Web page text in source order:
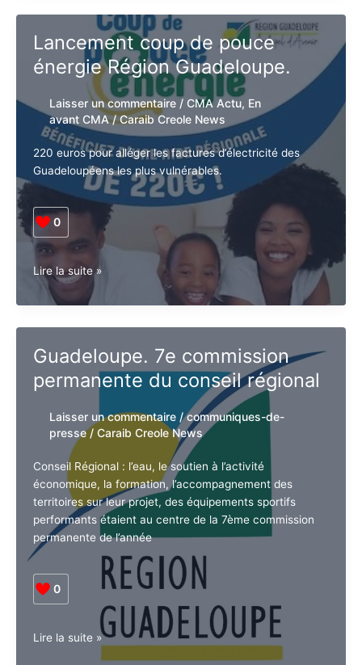
politique
du
d’Henri
Sidambarom
Lancement coup de pouce
énergie Région Guadeloupe.
Laisser un commentaire / CMA Actu, En
avant CMA/Caraib Creole News
220 euros pour alléger les factures d’électricité des
Guadeloupéens les plus vulnérables.
0
Lancement
coup
de
Région
Guadeloupe.
Lire la suite »
Guadeloupe. 7e commission
permanente du conseil régional
Laisser un commentaire /communiques-de-
presse/ Caraib Creole News
Conseil Régional : l’eau, le soutien à l’activité
économique, la formation, l’accompagnement des
territoires sur leur projet, des équipements sportifs
performants étaient au centre de la 7ème commission
permanente de l’année
0
Guadeloupe.
Lire la suite »